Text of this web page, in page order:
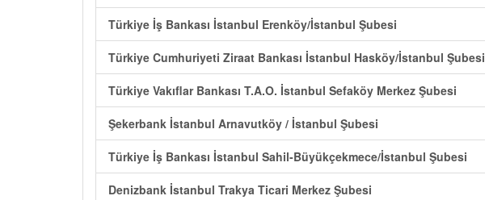
Türkiye İş Bankası İstanbul Erenköy/İstanbul Şubesi
Türkiye Cumhuriyeti Ziraat Bankası İstanbul Hasköy/İstanbul Şubesi
Türkiye Vakıflar Bankası T.A.O. İstanbul Sefaköy Merkez Şubesi
Şekerbank İstanbul Arnavutköy / İstanbul Şubesi
Türkiye İş Bankası İstanbul Sahil-Büyükçekmece/İstanbul Şubesi
Denizbank İstanbul Trakya Ticari Merkez Şubesi